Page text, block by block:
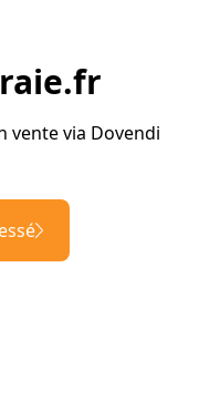
vente via Dovendi